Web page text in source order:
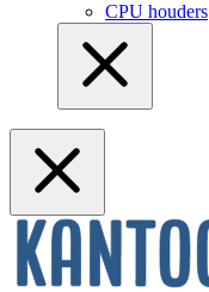
CPU houders